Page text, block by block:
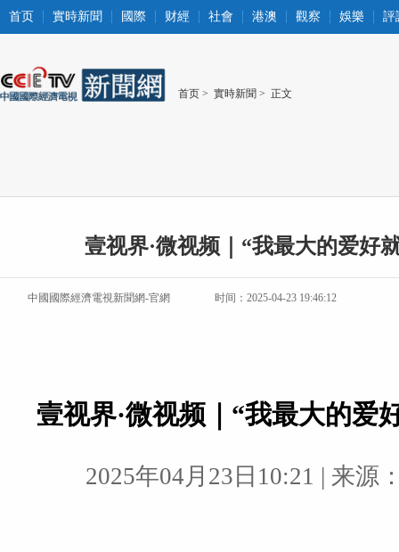
首页 實時新聞 國際 财經 社會 港澳 觀察 娛樂 評
首页 > 實時新聞 > 正文
壹视界·微视频｜“我最大的爱好
中國國際經濟電視新聞網-官網 时间：2025-04-23 19:46:12
壹视界·微视频｜“我最大的爱
2025年04月23日10:21 | 来源